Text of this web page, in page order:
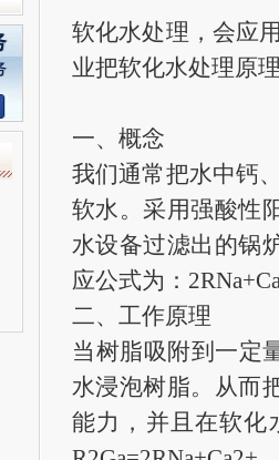
软化水处理，会应
业把软化水处理原
一、概念
我们通常把水中钙
软水。采用强酸性
水设备过滤出的锅
应公式为：
二、工作原理
当树脂吸附到一定
水浸泡树脂。从而
能力，并且在软化